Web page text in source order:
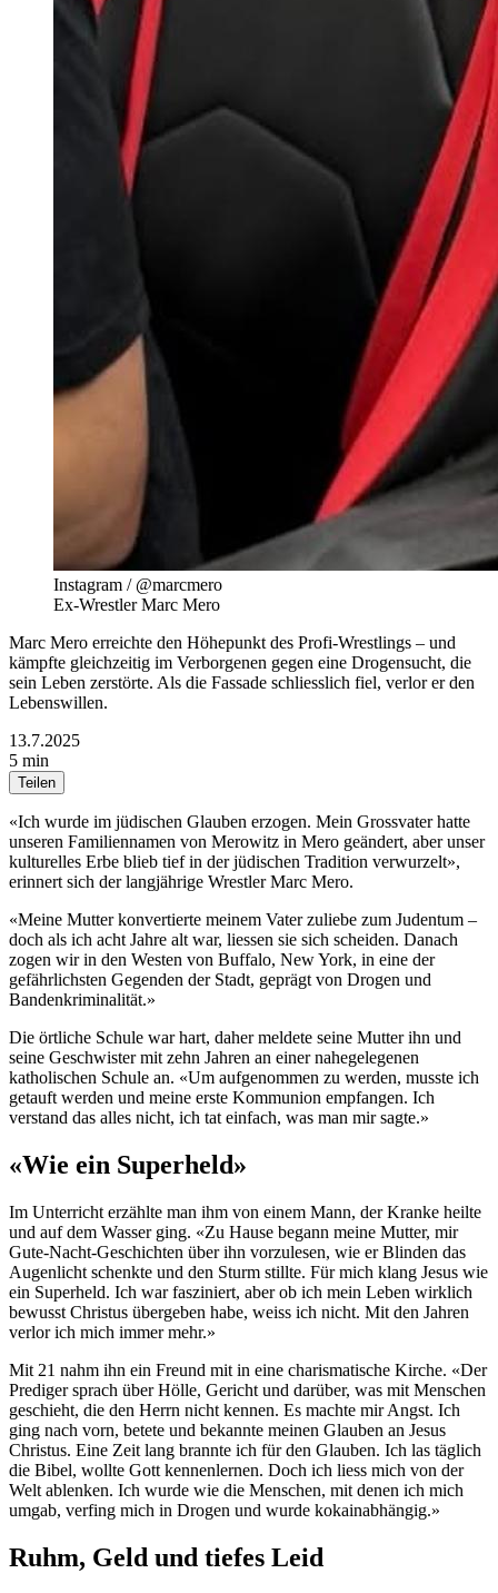
Instagram / @marcmero
Ex-Wrestler Marc Mero
Marc Mero erreichte den Höhepunkt des Profi-Wrestlings – und
kämpfte gleichzeitig im Verborgenen gegen eine Drogensucht, die
sein Leben zerstörte. Als die Fassade schliesslich fiel, verlor er den
Lebenswillen.
13.7.2025
5 min
Teilen
«Ich wurde im jüdischen Glauben erzogen. Mein Grossvater hatte
unseren Familiennamen von Merowitz in Mero geändert, aber unser
kulturelles Erbe blieb tief in der jüdischen Tradition verwurzelt»,
erinnert sich der langjährige Wrestler Marc Mero.
«Meine Mutter konvertierte meinem Vater zuliebe zum Judentum –
doch als ich acht Jahre alt war, liessen sie sich scheiden. Danach
zogen wir in den Westen von Buffalo, New York, in eine der
gefährlichsten Gegenden der Stadt, geprägt von Drogen und
Bandenkriminalität.»
Die örtliche Schule war hart, daher meldete seine Mutter ihn und
seine Geschwister mit zehn Jahren an einer nahegelegenen
katholischen Schule an. «Um aufgenommen zu werden, musste ich
getauft werden und meine erste Kommunion empfangen. Ich
verstand das alles nicht, ich tat einfach, was man mir sagte.»
«Wie ein Superheld»
Im Unterricht erzählte man ihm von einem Mann, der Kranke heilte
und auf dem Wasser ging. «Zu Hause begann meine Mutter, mir
Gute-Nacht-Geschichten über ihn vorzulesen, wie er Blinden das
Augenlicht schenkte und den Sturm stillte. Für mich klang Jesus wie
ein Superheld. Ich war fasziniert, aber ob ich mein Leben wirklich
bewusst Christus übergeben habe, weiss ich nicht. Mit den Jahren
verlor ich mich immer mehr.»
Mit 21 nahm ihn ein Freund mit in eine charismatische Kirche. «Der
Prediger sprach über Hölle, Gericht und darüber, was mit Menschen
geschieht, die den Herrn nicht kennen. Es machte mir Angst. Ich
ging nach vorn, betete und bekannte meinen Glauben an Jesus
Christus. Eine Zeit lang brannte ich für den Glauben. Ich las täglich
die Bibel, wollte Gott kennenlernen. Doch ich liess mich von der
Welt ablenken. Ich wurde wie die Menschen, mit denen ich mich
umgab, verfing mich in Drogen und wurde kokainabhängig.»
Ruhm, Geld und tiefes Leid